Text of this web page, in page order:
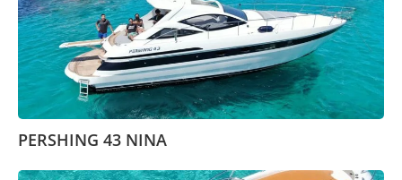
PERSHING 43 NINA